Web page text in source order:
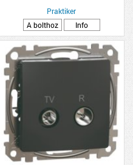
Praktiker
A bolthoz
Info